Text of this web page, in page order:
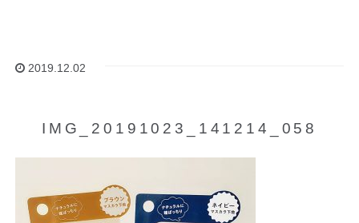
2019.12.02
IMG_20191023_141214_058